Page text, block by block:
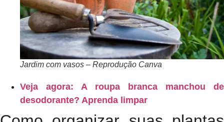
Jardim com vasos – Reprodução Canva
Veja agora: A roupa branca manchou de
desodorante? Aprenda limpar